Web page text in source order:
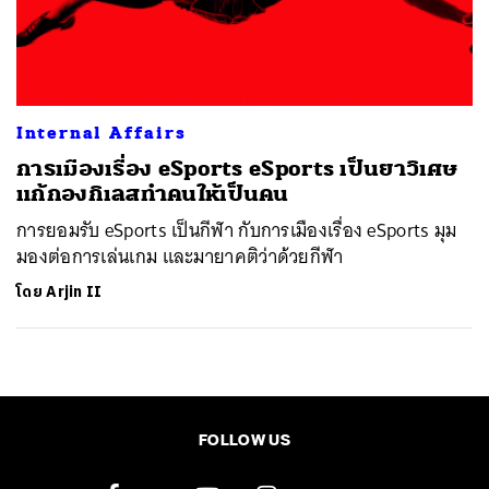
Internal Affairs
การเมืองเรื่อง eSports eSports เป็นยาวิเศษ
แก้กองกิเลสทำคนให้เป็นคน
การยอมรับ eSports เป็นกีฬา กับการเมืองเรื่อง eSports มุม
มองต่อการเล่นเกม และมายาคติว่าด้วยกีฬา
โดยArjin II
FOLLOW US
ค้นหา